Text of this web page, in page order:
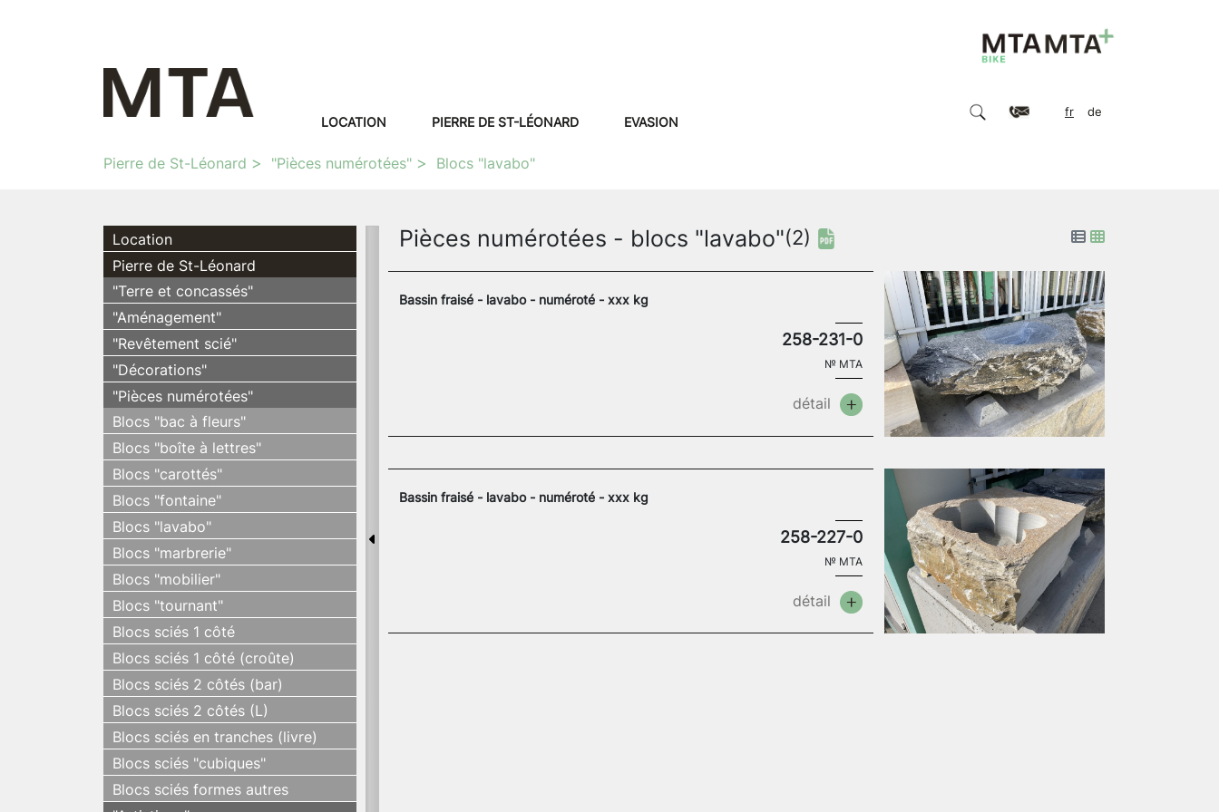
LOCATION PIERRE DE ST-LÉONARD EVASION
fr de
Pierre de St-Léonard "Pièces numérotées" Blocs "lavabo"
Location
Pierre de St-Léonard
"Terre et concassés"
"Aménagement"
"Revêtement scié"
"Décorations"
"Pièces numérotées"
Blocs "bac à fleurs"
Blocs "boîte à lettres"
Blocs "carottés"
Blocs "fontaine"
Blocs "lavabo"
Blocs "marbrerie"
Blocs "mobilier"
Blocs "tournant"
Blocs sciés 1 côté
Blocs sciés 1 côté (croûte)
Blocs sciés 2 côtés (bar)
Blocs sciés 2 côtés (L)
Blocs sciés en tranches (livre)
Blocs sciés "cubiques"
Blocs sciés formes autres
Pièces numérotées - blocs "lavabo"(2)
Bassin fraisé - lavabo - numéroté - xxx kg
258-231-0
№ MTA
détail
Bassin fraisé - lavabo - numéroté - xxx kg
258-227-0
№ MTA
détail